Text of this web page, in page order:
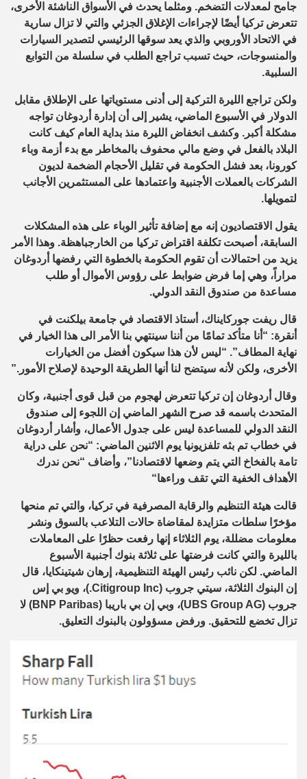
جامح لمعدلات التضخم. ومثلما يحدث في الأسواق الناشئة الأخرى،
تتعرض تركيا أيضًا لإجراءات الإغلاق الجزئي والتي لا تزال سارية
في الاتحاد الأوروبي والذي يعد سوقها الرئيسي لتصدير
لسيارات
والمنسوجات، حيث تسبب تراجع الطلب في سلسلة من التوابع
السلبية.
ولكن تراجع الليرة التركية إلى أدنى مستوياتها على الإطلاق مقابل
الدولار في الأسبوع الماضي، يشير إلى أن إدارة أردوغان تواجه
مشكلة أكبر . وكشف انخفاض الليرة منذ بداية العام كيف كانت
البلاد بالفعل في وضع مالي محفوف بالمخاطر مع بدء أزمة وباء
كورونا، بعد فشل الحكومة في تقليل الأحجام الضخمة لديون
الشركات بالعملات الأجنبية واعتمادها على المستثمرين الأجانب
لتمويلها.
يقول الاقتصاديون إنه مع إضافة تأثير الوباء على هذه المشكلات
السابقة، أصبحت تكلفة اقتراضتركيا من الخارجباهظة. وهذا الأمر
يزيد من ا حتمالات أنتقوم الحكومة بالخطوة التي رفضها أردوغان
مراراً ، وهي إما فرض ضوابط على ر ؤوس المو ال أو طلب
مساعدة من صندوق النقد الدولي.
قال ريفت جوركايناك، أستاذ الاقتصاد في جامعة بيلكنت في
أنقرة: “أنا متأكد تمامًا من أننا سينتهي بنا الأمر الى هذا الخيار في
نهاية المطاف”. “ليس لأن هذا سيكون أفضل من الخيارات
الأخرى، ولكن لأنه سيتضح لنا أنها الطريقة الوحيدة لإصلاح الأمور .”
وقال أردوغان إن تركيا تتعرض لهجوم من قبل قوى أجنبية، وكان
المتحدث باسمه قد صرح الشهر الماضي إن اللجوء إلى صندوق
النقد الدولي للمساعدة ليس على جدول الأعمال، وأشار
أردوغان
في خطاب تم بثه تلفزيونيا يوم الاثنين الماضي: “نحن على دراية
تامة بالفخاخ التي يتم وضعها لاقتصادنا”، وأضاف “نحن ندرك
الأهداف الخفية التي تقف وراءها“
قالت هيئة التنظيم والرقابة المصرفية في تركيا، و التيتم منحها
مؤخرًا سلطات متزايدة لمقاضاة حالات التلاعب بالسوق ونشر
معلومات مضللة، يوم الثلاثاء إنها رفعت حظرًا على المعاملات
بالليرة والتي كانت فرضتها على ثلاثة بنوك أجنبية الأسبوع
الماضي. لكن نائب رئيس الهيئة التنظيمية، إرهان شيتينكايا، قال
إن البنوك الثلاثة، سيتي جروب (Citigroup Inc. )، ويو بي إس
جروب (UBS Group AG)، وبي إن بي باريبا (
BNP Paribas
) لا
تزال تخضع للتحقيق. ورفض مسؤولون بالبنوك التعليق.